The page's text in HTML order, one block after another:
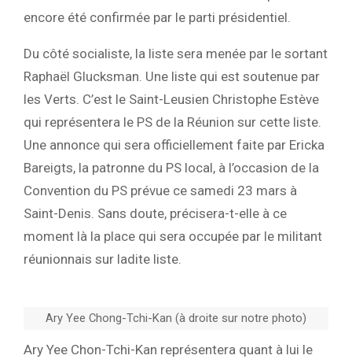
encore été confirmée par le parti présidentiel.
Du côté socialiste, la liste sera menée par le sortant
Raphaël Glucksman. Une liste qui est soutenue par
les Verts. C’est le Saint-Leusien Christophe Estève
qui représentera le PS de la Réunion sur cette liste.
Une annonce qui sera officiellement faite par Ericka
Bareigts, la patronne du PS local, à l’occasion de la
Convention du PS prévue ce samedi 23 mars à
Saint-Denis. Sans doute, précisera-t-elle à ce
moment là la place qui sera occupée par le militant
réunionnais sur ladite liste.
Ary Yee Chong-Tchi-Kan (à droite sur notre photo)
Ary Yee Chon-Tchi-Kan représentera quant à lui le